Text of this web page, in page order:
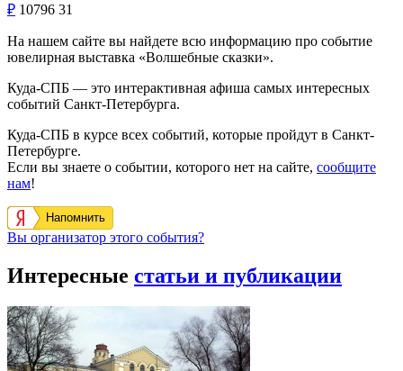
₽ 10796 31
На нашем сайте вы найдете всю информацию про событие
ювелирная выставка «Волшебные сказки».
Куда-СПБ — это интерактивная афиша самых интересных
событий Санкт-Петербурга.
Куда-СПБ в курсе всех событий, которые пройдут в Санкт-
Петербурге.
Если вы знаете о событии, которого нет на сайте, сообщите
нам!
Напомнить
Вы организатор этого события?
Интересные статьи и публикации